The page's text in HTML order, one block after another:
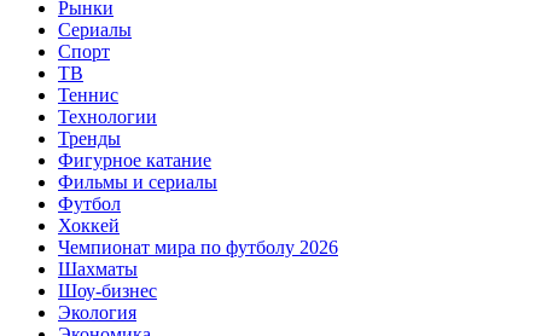
Рынки
Сериалы
Спорт
ТВ
Теннис
Технологии
Тренды
Фигурное катание
Фильмы и сериалы
Футбол
Хоккей
Чемпионат мира по футболу 2026
Шахматы
Шоу-бизнес
Экология